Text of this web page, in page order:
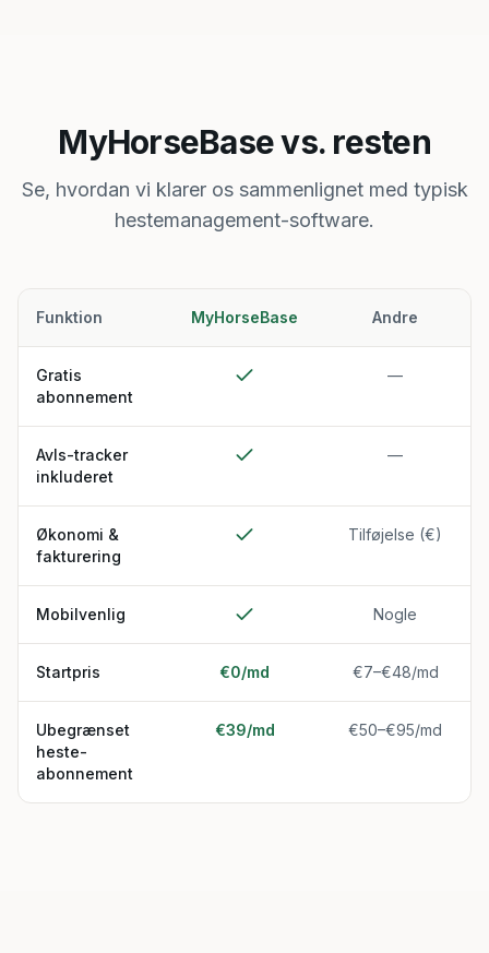
MyHorseBase vs. resten
Se, hvordan vi klarer os sammenlignet med typisk
hestemanagement-software.
Funktion MyHorseBase Andre
Gratis
abonnement
—
Avls-tracker
inkluderet
—
Økonomi &
fakturering
Tilføjelse (€)
Mobilvenlig Nogle
Startpris €0/md €7–€48/md
Ubegrænset
heste-
abonnement
€39/md €50–€95/md